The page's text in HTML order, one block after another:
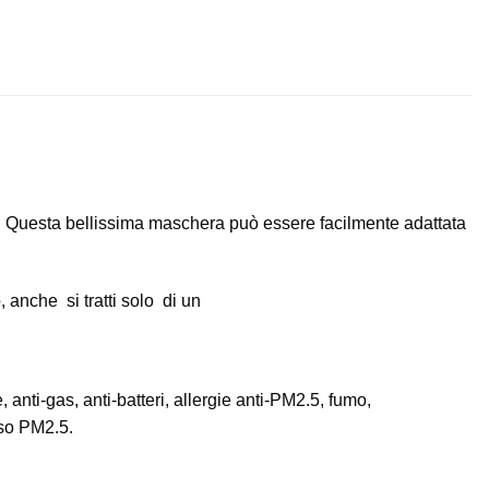
bellissima maschera può essere facilmente adattata
anche si tratti solo di un
anti-gas, anti-batteri, allergie anti-PM2.5, fumo,
PM2.5.